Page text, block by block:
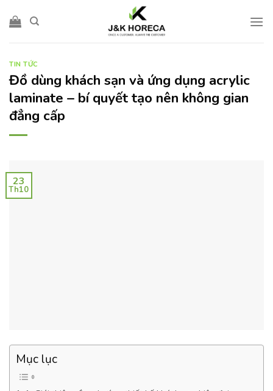
TIN TỨC
Đồ dùng khách sạn và ứng dụng acrylic
laminate – bí quyết tạo nên không gian
đẳng cấp
23
Th10
Mục lục